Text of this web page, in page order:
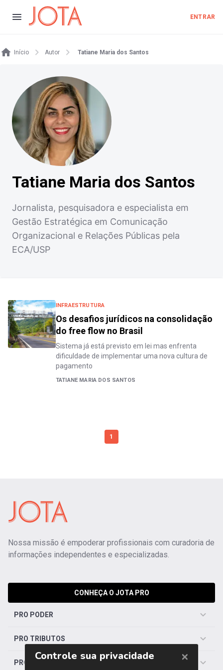
ENTRAR
Início Autor Tatiane Maria dos Santos
Tatiane Maria dos Santos
Jornalista, pesquisadora e especialista em
Gestão Estratégica em Comunicação
Organizacional e Relações Públicas pela
ECA/USP
INFRAESTRUTURA
Os desafios jurídicos na consolidação
do free flow no Brasil
Sistema já está previsto em lei mas enfrenta
dificuldade de implementar uma nova cultura de
pagamento
TATIANE MARIA DOS SANTOS
1
Nossa missão é empoderar profissionais com curadoria de
informações independentes e especializadas.
CONHEÇA O JOTA PRO
PRO PODER
PRO TRIBUTOS
PRO TRABALHISTA